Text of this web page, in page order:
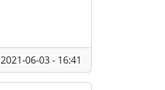
2021-06-03 - 16:41